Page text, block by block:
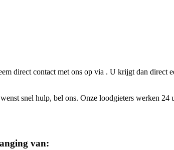
direct contact met ons op via . U krijgt dan direct
snel hulp, bel ons. Onze loodgieters werken
van: